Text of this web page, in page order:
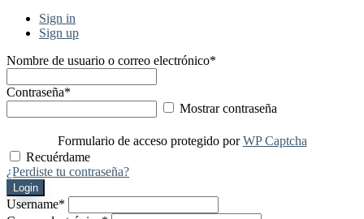
Sign in
Sign up
Nombre de usuario o correo electrónico*
Contraseña*
Mostrar contraseña
Formulario de acceso protegido porWP Captcha
Recuérdame
¿Perdiste tu contraseña?
Login
Username*